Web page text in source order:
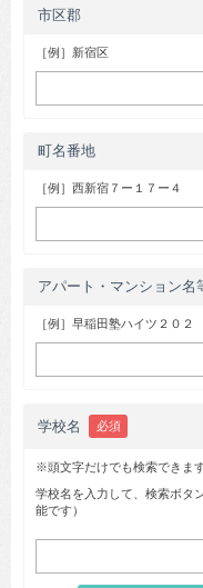
市区郡
［例］新宿区
町名番地
［例］西新宿７ー１７ー４
アパート・マンション名
［例］早稲田塾ハイツ２０２
学校名 必須
※頭文字だけでも検索できま
学校名を入力して、検索ボタ
能です）